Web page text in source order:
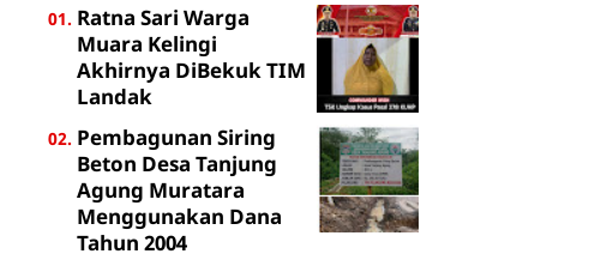
Ratna Sari Warga
Muara Kelingi
Akhirnya DiBekuk TIM
Landak
Pembagunan Siring
Beton Desa Tanjung
Agung Muratara
Menggunakan Dana
Tahun 2004